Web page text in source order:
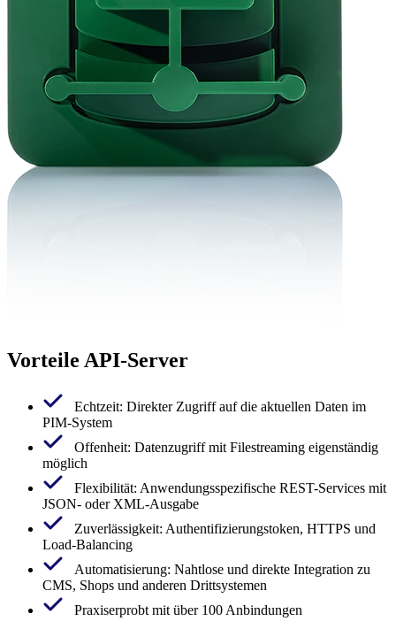
Vorteile API-Server
Echtzeit: Direkter Zugriff auf die aktuellen Daten im
PIM-System
Offenheit: Datenzugriff mit Filestreaming eigenständig
möglich
Flexibilität: Anwendungsspezifische REST-Services mit
JSON- oder XML-Ausgabe
Zuverlässigkeit: Authentifizierungstoken, HTTPS und
Load-Balancing
Automatisierung: Nahtlose und direkte Integration zu
CMS, Shops und anderen Drittsystemen
Praxiserprobt mit über 100 Anbindungen